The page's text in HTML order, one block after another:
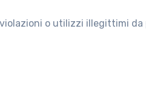
o utilizzi illegittimi da